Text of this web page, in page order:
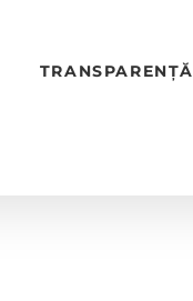
TRANSPARENȚĂ